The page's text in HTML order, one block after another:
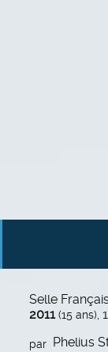
Selle
2011 (15 ans) ,
par Phelius